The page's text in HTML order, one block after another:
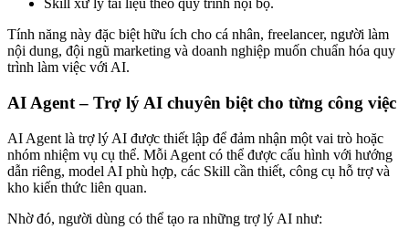
Skill xử lý tài liệu theo quy trình nội bộ.
Tính năng này đặc biệt hữu ích cho cá nhân, freelancer, người làm
nội dung, đội ngũ marketing và doanh nghiệp muốn chuẩn hóa quy
trình làm việc với AI.
AI Agent – Trợ lý AI chuyên biệt cho từng công việc
AI Agent là trợ lý AI được thiết lập để đảm nhận một vai trò hoặc
nhóm nhiệm vụ cụ thể. Mỗi Agent có thể được cấu hình với hướng
dẫn riêng, model AI phù hợp, các Skill cần thiết, công cụ hỗ trợ và
kho kiến thức liên quan.
Nhờ đó, người dùng có thể tạo ra những trợ lý AI như: